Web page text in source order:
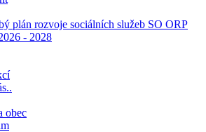
plán rozvoje sociálních služeb SO ORP
- 2028
obec